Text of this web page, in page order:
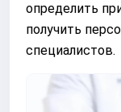
определить
получить
специалистов.